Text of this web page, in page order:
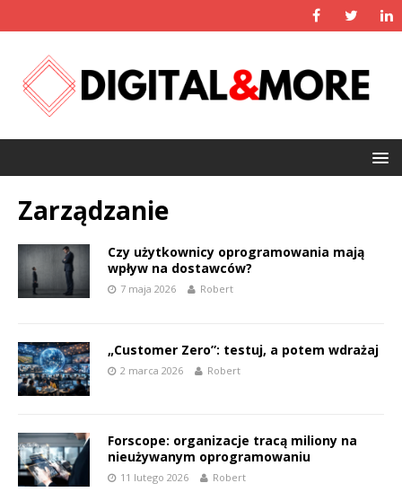
Zarządzanie
Czy użytkownicy oprogramowania mają
wpływ na dostawców?
7 maja 2026 Robert
„Customer Zero”: testuj, a potem wdrażaj
2 marca 2026 Robert
Forscope: organizacje tracą miliony na
nieużywanym oprogramowaniu
11 lutego 2026 Robert